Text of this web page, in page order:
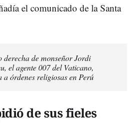
el comunicado de la Santa
derecha de monseñor Jordi
el agente 007 del Vaticano,
a órdenes religiosas en Perú
de sus fieles